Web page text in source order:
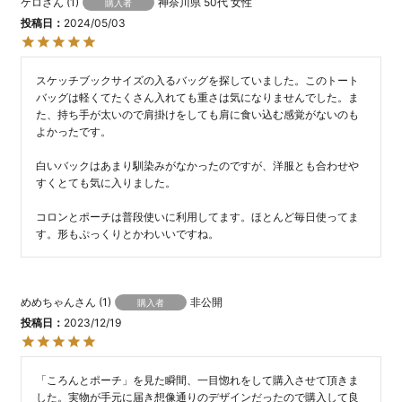
購入者
投稿日
2024/05/03
スケッチブックサイズの入るバッグを探していました。このトート
バッグは軽くてたくさん入れても重さは気になりませんでした。ま
た、持ち手が太いので肩掛けをしても肩に食い込む感覚がないのも
よかったです。
白いバックはあまり馴染みがなかったのですが、洋服とも合わせや
すくとても気に入りました。
コロンとポーチは普段使いに利用してます。ほとんど毎日使ってま
す。形もぷっくりとかわいいですね。
めめちゃん 1 購入者
非公開
投稿日
2023/12/19
「ころんとポーチ」を見た瞬間、一目惚れをして購入させて頂きま
した。実物が手元に届き想像通りのデザインだったので購入して良